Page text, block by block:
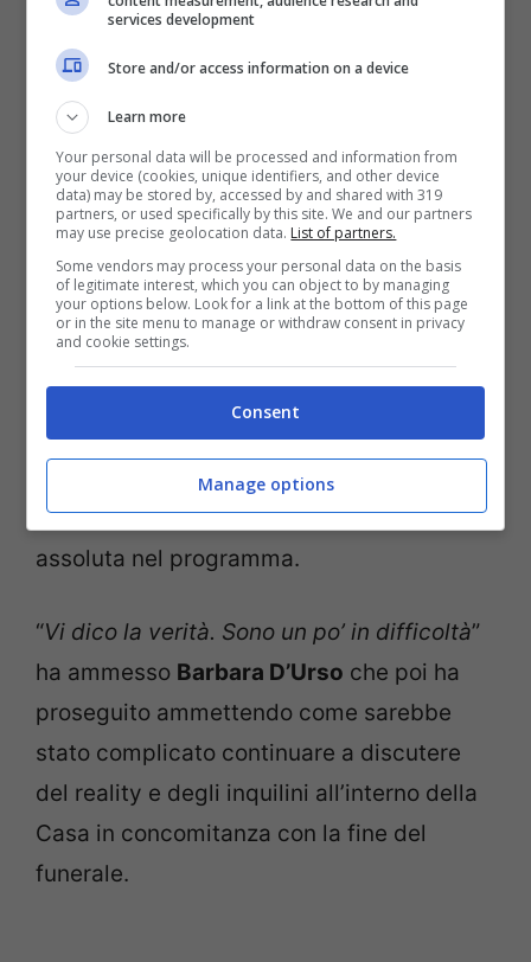
Pomeriggio 5 (screen Twitter)
E proprio ilGrande Fratellooggi è stato il
nodo cruciale che ha messo in imbarazzo
la conduttrice. occhio sempre alla cronaca,
infatti, con la trasmissione incentrata
molto sul
deceduto qualche giorno fa. Le esequie si
sono svolte nel pomeriggio e l’uscita del
feretro dalla chiesa ha avuto la priorità
assoluta nel programma.
“Vi dico la verità. Sono un po’ in difficoltà”
ha ammesso Barbara D’Urso che poi ha
proseguito ammettendo come sarebbe
stato complicato continuare a discutere
del reality e degli inquilini all’interno della
Casa in concomitanza con la fine del
funerale.
services development
Store and/or access information on a device
Learn more
Your personal data will be processed and information from
your device (cookies, unique identifiers, and other device
data) may be stored by, accessed by and shared with 319
partners, or used specifically by this site. We and our partners
may use precise geolocation data. List of partners.
Some vendors may process your personal data on the basis
of legitimate interest, which you can object to by managing
your options below. Look for a link at the bottom of this page
or in the site menu to manage or withdraw consent in privacy
and cookie settings.
Consent
Manage options